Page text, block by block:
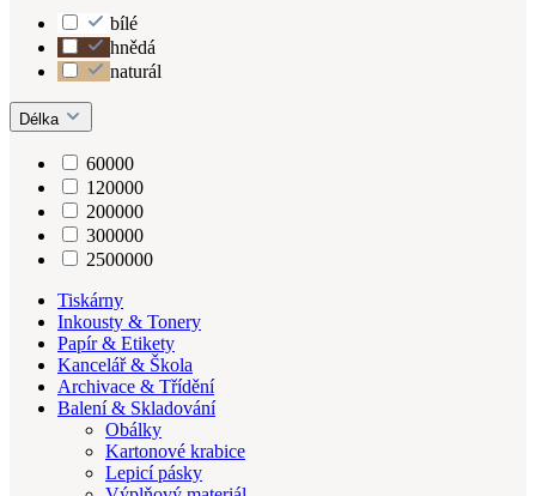
bílé
hnědá
naturál
Délka
60000
120000
200000
300000
2500000
Tiskárny
Inkousty & Tonery
Papír & Etikety
Kancelář & Škola
Archivace & Třídění
Balení & Skladování
Obálky
Kartonové krabice
Lepicí pásky